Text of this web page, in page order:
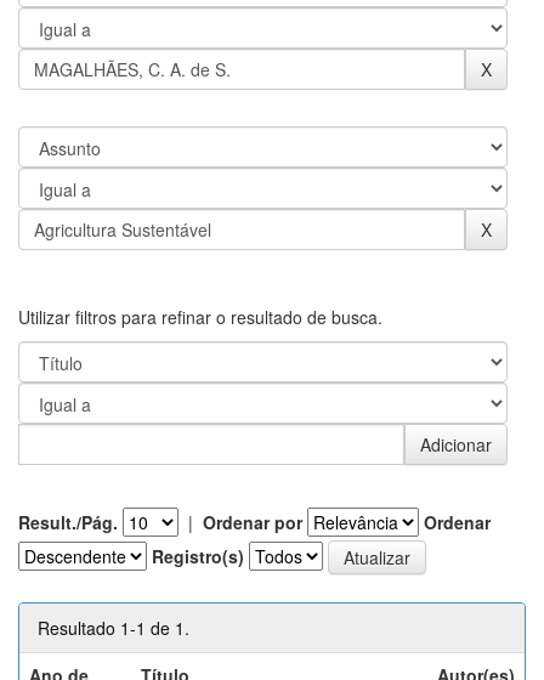
Utilizar filtros para refinar o resultado de busca.
Result./Pág. | Ordenar por
Ordenar
Registro(s)
Resultado 1-1 de 1.
Ano de
Título Autor(es)